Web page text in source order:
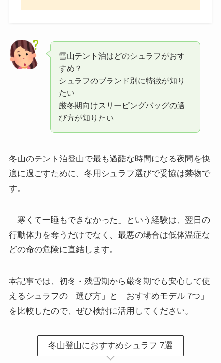
雪山テント泊はどのシュラフがおす
すめ？
シュラフのブランド別に特徴が知り
たい
厳冬期向けスリーピングバッグの選
び方が知りたい
冬山のテント泊登山で最も過酷な時間になる夜間を快
適に過ごすために、冬用シュラフ選びで妥協は禁物で
す。
「寒くて一睡もできなかった」という経験は、翌日の
行動体力を奪うだけでなく、最悪の場合は低体温症な
どの命の危険に直結します。
本記事では、初冬・残雪期から厳冬期でも安心して使
えるシュラフの「選び方」と「おすすめモデル 7つ」
を比較したので、ぜひ検討に活用してください。
冬山登山におすすめシュラフ 7選